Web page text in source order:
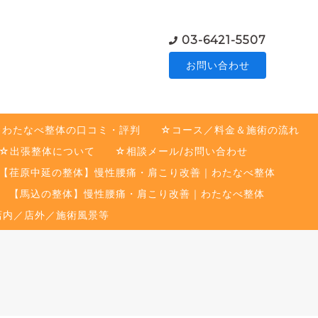
03-6421-5507
お問い合わせ
たなべ整体の口コミ・評判
☆コース／料金＆施術の流れ
☆出張整体について
☆相談メール/お問い合わせ
【荏原中延の整体】慢性腰痛・肩こり改善｜わたなべ整体
【馬込の整体】慢性腰痛・肩こり改善｜わたなべ整体
内／店外／施術風景等